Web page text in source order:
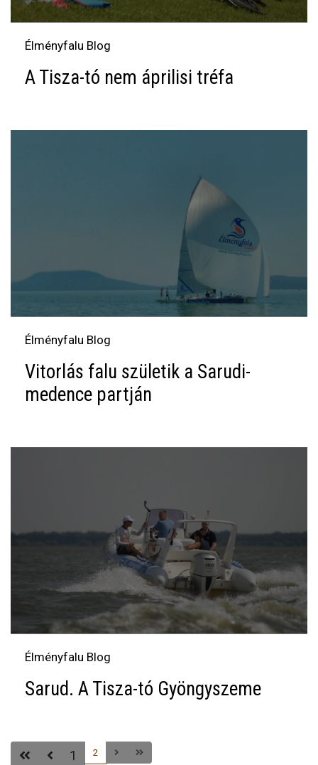
Élményfalu Blog
A Tisza-tó nem áprilisi tréfa
Élményfalu Blog
Vitorlás falu születik a Sarudi-
medence partján
Élményfalu Blog
Sarud. A Tisza-tó Gyöngyszeme
1 2